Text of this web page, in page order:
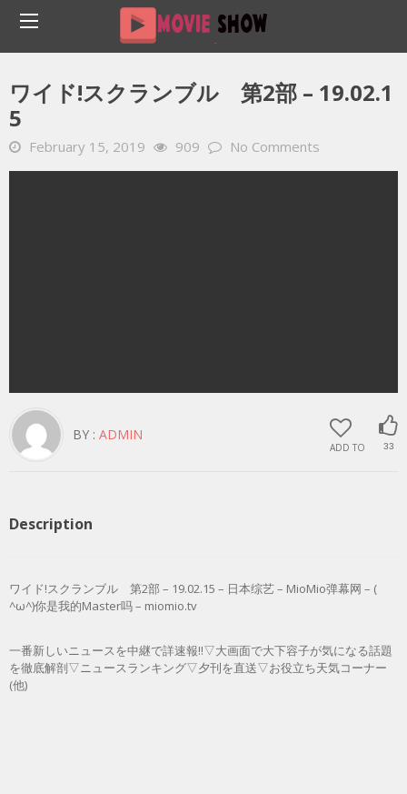
Home
YOUTUBE 動画 毎日
ワイド!スクランブル 第2部 – 19.02.15
ワイド!スクランブル 第2部 – 19.02.1
5
February 15, 2019 909 No Comments
ADD TO 33
BY : ADMIN
Description
ワイド!スクランブル 第2部 – 19.02.15 – 日本综艺 – MioMio弹幕网 – (
^ω^)你是我的Master吗 – miomio.tv
一番新しいニュースを中継で詳速報!!▽大画面で大下容子が気になる話題
を徹底解剖▽ニュースランキング▽夕刊を直送▽お役立ち天気コーナー
(他)